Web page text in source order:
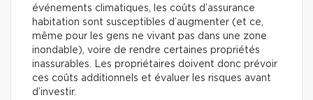
événements climatiques, les coûts d’assurance
habitation sont susceptibles d’augmenter (et ce,
même pour les gens ne vivant pas dans une zone
inondable), voire de rendre certaines propriétés
inassurables. Les propriétaires doivent donc prévoir
ces coûts additionnels et évaluer les risques avant
d’investir.